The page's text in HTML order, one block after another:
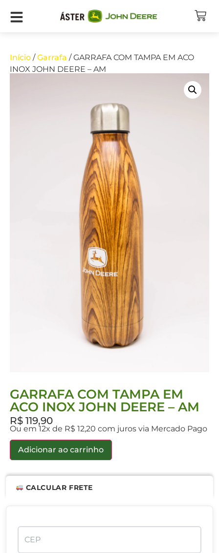
Início /Garrafa / GARRAFA COM TAMPA EM ACO
INOX JOHN DEERE – AM
GARRAFA COM TAMPA EM
ACO INOX JOHN DEERE – AM
R$ 119,90
Ou em 12x de R$ 12,20 com juros via Mercado Pago
Adicionar ao carrinho
CALCULAR FRETE